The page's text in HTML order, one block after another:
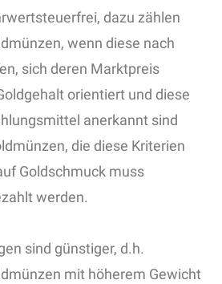
dazu zählen
wenn diese nach
sich deren Marktpreis
orientiert und diese
anerkannt sind
die diese Kriterien
Goldschmuck muss
werden.
sind günstiger, d.h.
mit höherem Gewicht